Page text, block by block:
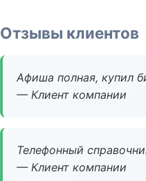
Отзывы клиентов
Афиша полная, купил
— Клиент компании
Телефонный
— Клиент компании